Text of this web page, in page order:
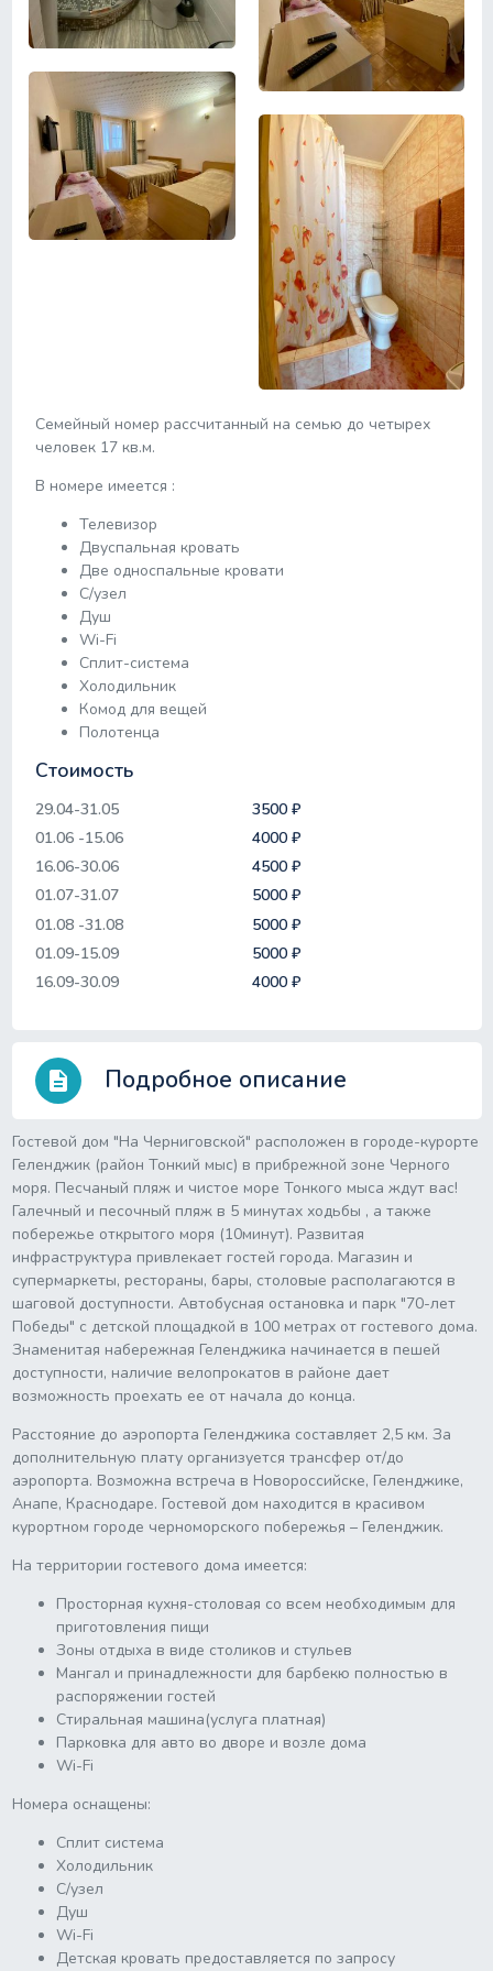
Семейный номер рассчитанный на семью до четырех
человек 17 кв.м.
В номере имеется :
Телевизор
Двуспальная кровать
Две односпальные кровати
С/узел
Душ
Wi-Fi
Сплит-система
Холодильник
Комод для вещей
Полотенца
Стоимость
29.04-31.05
3500 ₽
01.06 -15.06
4000 ₽
16.06-30.06
4500 ₽
01.07-31.07
5000 ₽
01.08 -31.08
5000 ₽
01.09-15.09
5000 ₽
16.09-30.09
4000 ₽
description Подробное описание
Гостевой дом "На Черниговской" расположен в городе-курорте
Геленджик (район Тонкий мыс) в прибрежной зоне Черного
моря. Песчаный пляж и чистое море Тонкого мыса ждут вас!
Галечный и песочный пляж в 5 минутах ходьбы , а также
побережье открытого моря (10минут). Развитая
инфраструктура привлекает гостей города. Магазин и
супермаркеты, рестораны, бары, столовые располагаются в
шаговой доступности. Автобусная остановка и парк "70-лет
Победы" с детской площадкой в 100 метрах от гостевого дома.
Знаменитая набережная Геленджика начинается в пешей
доступности, наличие велопрокатов в районе дает
возможность проехать ее от начала до конца.
Расстояние до аэропорта Геленджика составляет 2,5 км. За
дополнительную плату организуется трансфер от/до
аэропорта. Возможна встреча в Новороссийске, Геленджике,
Анапе, Краснодаре. Гостевой дом находится в красивом
курортном городе черноморского побережья – Геленджик.
На территории гостевого дома имеется:
Просторная кухня-столовая со всем необходимым для
приготовления пищи
Зоны отдыха в виде столиков и стульев
Мангал и принадлежности для барбекю полностью в
распоряжении гостей
Стиральная машина(услуга платная)
Парковка для авто во дворе и возле дома
Wi-Fi
Номера оснащены:
Сплит система
Холодильник
С/узел
Душ
Wi-Fi
Детская кровать предоставляется по запросу